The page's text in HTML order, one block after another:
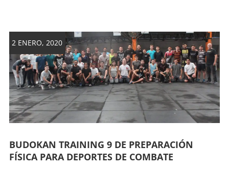
2 ENERO, 2020
BUDOKAN TRAINING 9 DE PREPARACIÓN
FÍSICA PARA DEPORTES DE COMBATE